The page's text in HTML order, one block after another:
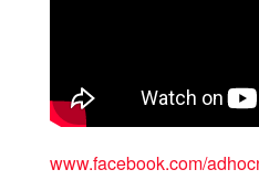
www.facebook.com/